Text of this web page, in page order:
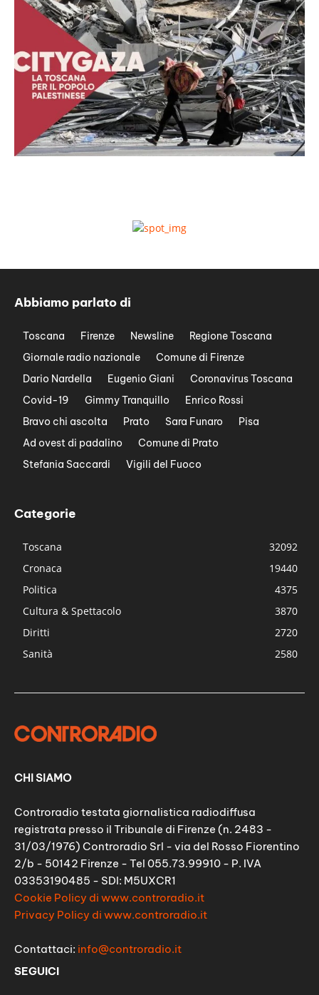
Abbiamo parlato di
Toscana Firenze Newsline
Regione Toscana
Giornale radio nazionale
Comune di Firenze
Dario Nardella
Eugenio Giani
Coronavirus Toscana
Covid-19
Gimmy Tranquillo
Enrico Rossi
Bravo chi ascolta
Prato Sara Funaro
Pisa
Ad ovest di padalino
Comune di Prato
Stefania Saccardi
Vigili del Fuoco
Categorie
Toscana
32092
Cronaca
19440
Politica
4375
Cultura & Spettacolo
3870
Diritti
2720
Sanità
2580
CHI SIAMO
Controradio testata giornalistica radiodiffusa
registrata presso il Tribunale di Firenze (n. 2483 -
31/03/1976) Controradio Srl - via del Rosso Fiorentino
2/b - 50142 Firenze - Tel 055.73.99910 - P. IVA
03353190485 - SDI: M5UXCR1
Cookie Policy di www.controradio.it
Privacy Policy di www.controradio.it
Contattaci: info@controradio.it
SEGUICI